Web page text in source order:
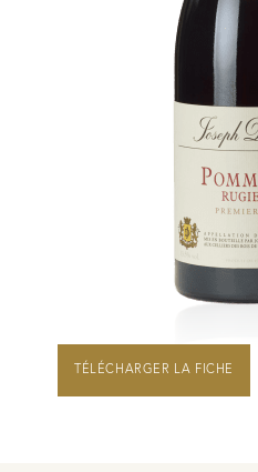
Recrutement Vendangeurs
TÉLÉCHARGER LA FICHE